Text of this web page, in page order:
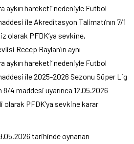
hareketi’ nedeniyle Futbol
ile Akreditasyon Talimatı’nın 7/1
olarak PFDK’ya sevkine,
Recep Baylan’ın aynı
hareketi’ nedeniyle Futbol
ile 2025-2026 Sezonu Süper Lig
8/4 maddesi uyarınca 12.05.2026
PFDK’ya sevkine karar
tarihinde oynanan